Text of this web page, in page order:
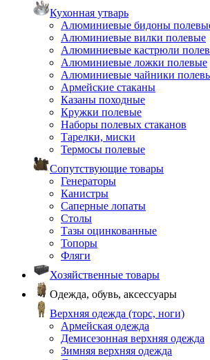
Кухонная утварь
Алюминиевые бидоны
Алюминиевые вилки полевые
Алюминиевые кастрюли
Алюминиевые ложки полевые
Алюминиевые чайники
Армейские стаканы
Казаны походные
Кружки полевые
Наборы полевых стаканов
Тарелки, миски
Термосы полевые
Сопутствующие товары
Генераторы
Канистры
Саперные лопаты
Столы
Тазы оцинкованные
Топоры
Фляги
Хозяйственные товары
Одежда, обувь, аксессуары
Верхняя одежда (торс, ноги)
Армейская одежда
Демисезонная верхняя одежда
Зимняя верхняя одежда